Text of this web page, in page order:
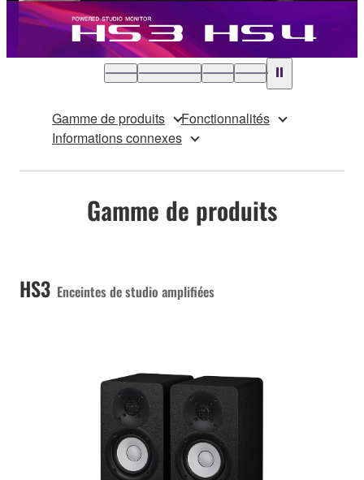
Gamme de produits
Fonctionnalités
Informations connexes
Gamme de produits
HS3 Enceintes de studio amplifiées